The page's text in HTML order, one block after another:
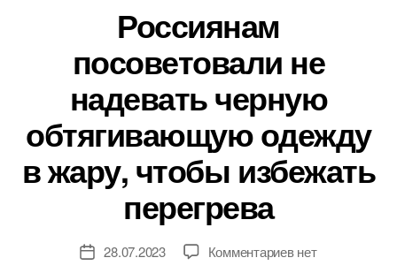
Россиянам
посоветовали не
надевать черную
обтягивающую одежду
в жару, чтобы избежать
перегрева
Дата28.07.2023 Комментариевк
нет